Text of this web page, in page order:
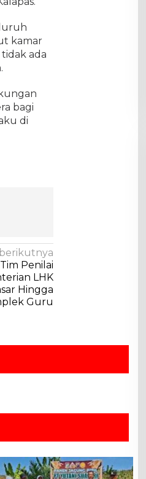
kamar
ada
bagi
di
berikutnya
Penilai
LHK
Hingga
Guru